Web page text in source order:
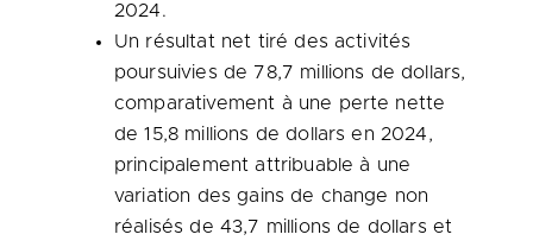
2024.
Un résultat net tiré des activités
poursuivies de 78,7 millions de dollars,
comparativement à une perte nette
de 15,8 millions de dollars en 2024,
principalement attribuable à une
variation des gains de change non
réalisés de 43,7 millions de dollars et